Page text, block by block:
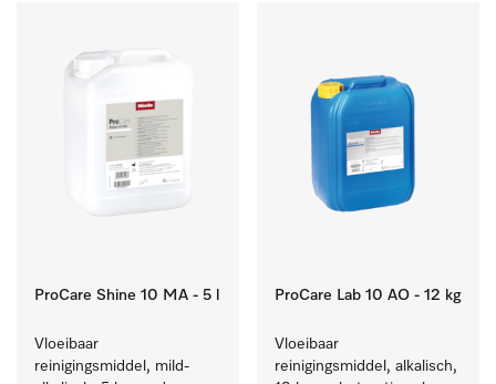
ProCare Shine 10 MA - 5 l
Vloeibaar
reinigingsmiddel, mild-
ProCare Lab 10 AO - 12 kg
Vloeibaar
reinigingsmiddel, alkalisch,